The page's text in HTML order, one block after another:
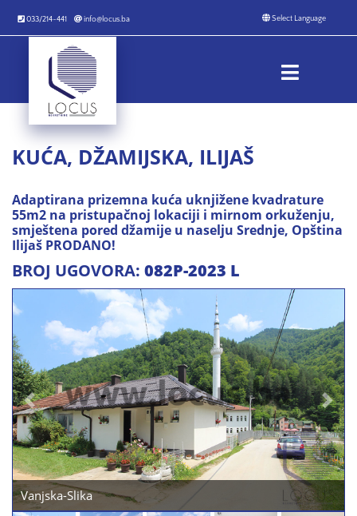
033/214-441 info@locus.ba
KUĆA, DŽAMIJSKA, ILIJAŠ
Adaptirana prizemna kuća uknjižene kvadrature
55m2 na pristupačnoj lokaciji i mirnom orkuženju,
smještena pored džamije u naselju Srednje, Opština
Ilijaš PRODANO!
BROJ UGOVORA: 082P-2023 L
Vanjska-Slika
Previous Next